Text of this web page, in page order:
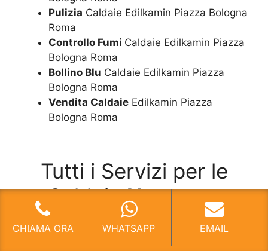
Pulizia Caldaie Edilkamin Piazza Bologna
Roma
Controllo Fumi Caldaie Edilkamin Piazza
Bologna Roma
Bollino Blu Caldaie Edilkamin Piazza
Bologna Roma
Vendita Caldaie Edilkamin Piazza
Bologna Roma
Tutti i Servizi per le
CaldaieHermann
CHIAMA ORA WHATSAPP EMAIL